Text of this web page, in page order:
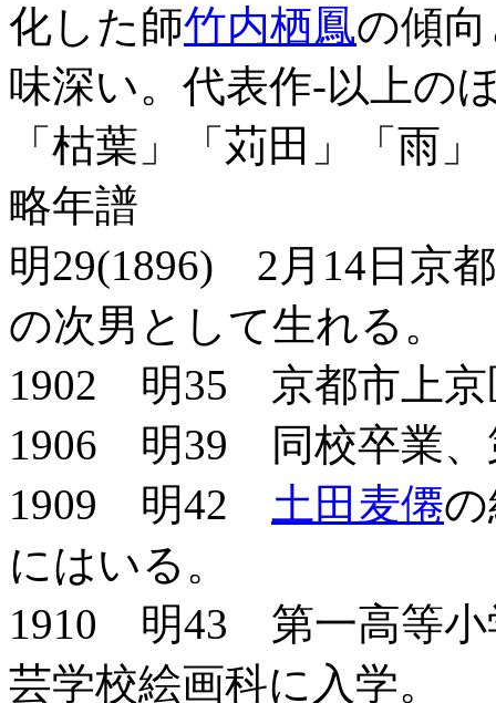
化した師竹内栖鳳の傾
味深い。代表作-以上の
「枯葉」「苅田」「雨
略年譜
明29(1896) 2月14日京
の次男として生れる。
1902 明35 京都市上京
1906 明39 同校卒業、
1909 明42 土田麦僊
にはいる。
1910 明43 第一高等小
芸学校絵画科に入学。